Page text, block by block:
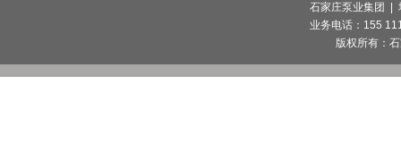
石家庄泵业集团 |
业务电话：155
版权所有：